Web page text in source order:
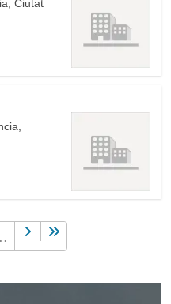
Ciutat